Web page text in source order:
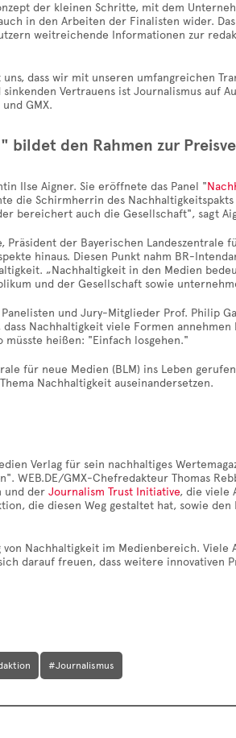
der kleinen Schritte, mit dem
in den Arbeiten der Finalisten wider.
weitreichende Informationen zur
dass wir mit unseren umfangreichen
Vertrauens ist Journalismus auf
GMX.
bildet den Rahmen zur
Ilse Aigner. Sie eröffnete das Panel "
die Schirmherrin des
bereichert auch die Gesellschaft", sagt
Präsident der Bayerischen Landeszentrale
hinaus. Diesen Punkt nahm BR-
„Nachhaltigkeit in den Medien
und der Gesellschaft sowie
und Jury-Mitglieder Prof. Philip
Nachhaltigkeit viele Formen
heißen: "Einfach losgehen."
für neue Medien (BLM) ins Leben
Nachhaltigkeit auseinandersetzen.
Verlag für sein nachhaltiges
WEB.DE/GMX-Chefredakteur Thomas
und der Journalism Trust Initiative, die viele
die diesen Weg gestaltet hat, sowie
Nachhaltigkeit im Medienbereich.
darauf freuen, dass weitere innovativen
#Journalismus